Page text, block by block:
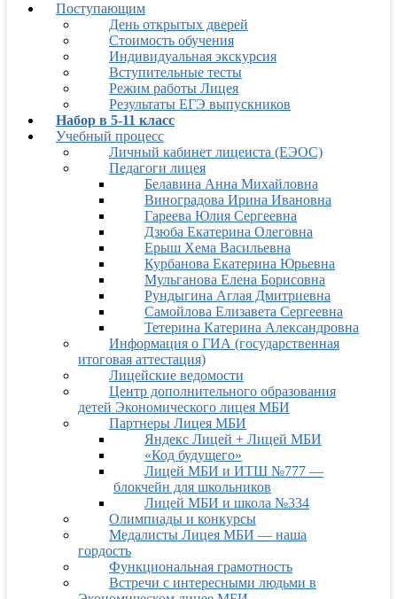
Поступающим
День открытых дверей
Стоимость обучения
Индивидуальная экскурсия
Вступительные тесты
Режим работы Лицея
Результаты ЕГЭ выпускников
Набор в 5-11 класс
Учебный процесс
Личный кабинет лицеиста (ЕЭОС)
Педагоги лицея
Белавина Анна Михайловна
Виноградова Ирина Ивановна
Гареева Юлия Сергеевна
Дзюба Екатерина Олеговна
Ерыш Хема Васильевна
Курбанова Екатерина Юрьевна
Мульганова Елена Борисовна
Рундыгина Аглая Дмитриевна
Самойлова Елизавета Сергеевна
Тетерина Катерина Александровна
Информация о ГИА (государственная
итоговая аттестация)
Лицейские ведомости
Центр дополнительного образования
детей Экономического лицея МБИ
Партнеры Лицея МБИ
Яндекс Лицей + Лицей МБИ
«Код будущего»
Лицей МБИ и ИТШ №777 —
блокчейн для школьников
Лицей МБИ и школа №334
Олимпиады и конкурсы
Медалисты Лицея МБИ — наша
гордость
Функциональная грамотность
Встречи с интересными людьми в